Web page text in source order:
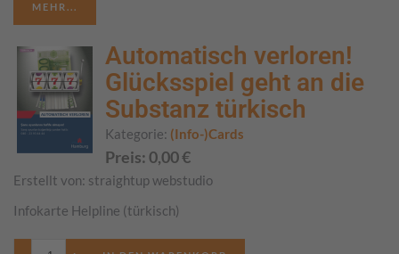
MEHR...
Automatisch verloren!
Glücksspiel geht an die
Substanz türkisch
Kategorie: (Info-)Cards
Preis: 0,00€
Erstellt von: straightup webstudio
Infokarte Helpline (türkisch)